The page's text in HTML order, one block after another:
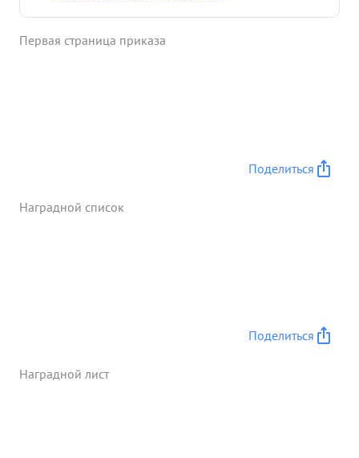
пулемет противника. За умелое руководство
отваги.В этом бою был контужен. о его боевых
г ...»
Первая страница приказа
Поделиться
Наградной список
Поделиться
Наградной лист